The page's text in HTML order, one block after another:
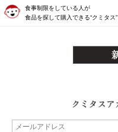
食事制限をしている人が
食品を探して購入できる“クミタス”